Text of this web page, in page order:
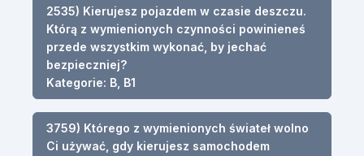
2535) Kierujesz pojazdem w czasie deszczu.
Którą z wymienionych czynności powinieneś
przede wszystkim wykonać, by jechać
bezpieczniej?
Kategorie: B, B1
3759) Którego z wymienionych świateł wolno
Ci używać, gdy kierujesz samochodem